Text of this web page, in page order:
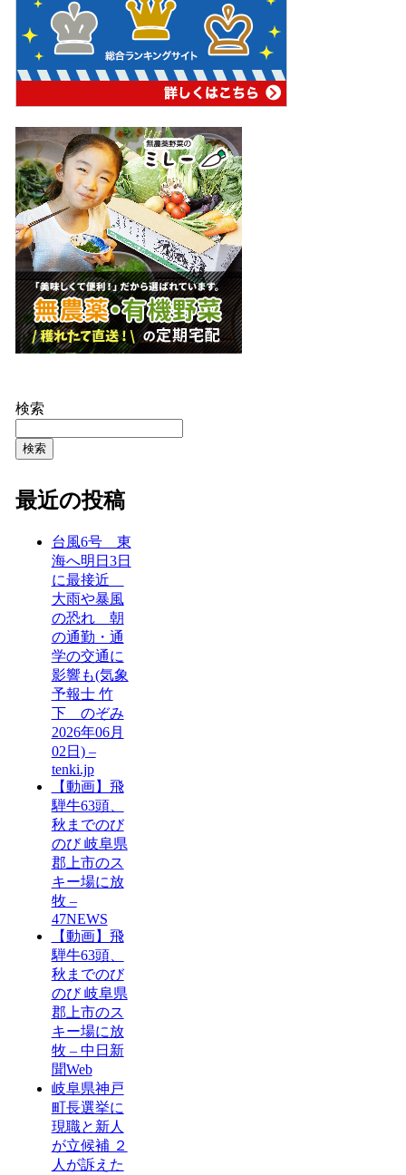
検索
検索
最近の投稿
台風6号 東
海へ明日3日
に最接近
大雨や暴風
の恐れ 朝
の通勤・通
学の交通に
影響も(気象
予報士 竹
下 のぞみ
2026年06月
02日) –
tenki.jp
【動画】飛
騨牛63頭、
秋までのび
のび 岐阜県
郡上市のス
キー場に放
牧 –
47NEWS
【動画】飛
騨牛63頭、
秋までのび
のび 岐阜県
郡上市のス
キー場に放
牧 – 中日新
聞Web
岐阜県神戸
町長選挙に
現職と新人
が立候補 ２
人が訴えた